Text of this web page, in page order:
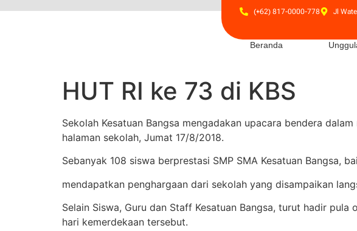
(+62) 817-0000-778 Jl
Beranda
HUT RI ke 73 di KBS
Sekolah Kesatuan Bangsa mengadakan upacara bendera
halaman sekolah, Jumat 17/8/2018.
Sebanyak 108 siswa berprestasi SMP SMA Kesatuan Bangsa,
mendapatkan penghargaan dari sekolah yang disampaikan
Selain Siswa, Guru dan Staff Kesatuan Bangsa, turut hadir
hari kemerdekaan tersebut.